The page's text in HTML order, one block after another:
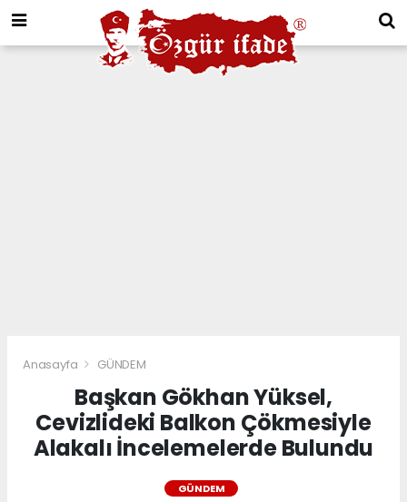
Anasayfa GÜNDEM
Başkan Gökhan Yüksel,
Cevizlideki Balkon Çökmesiyle
Alakalı İncelemelerde Bulundu
GÜNDEM